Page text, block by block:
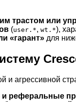
трастом или
(user.*, wt.*),
«гарант» для
и агрессивной
и реферальные